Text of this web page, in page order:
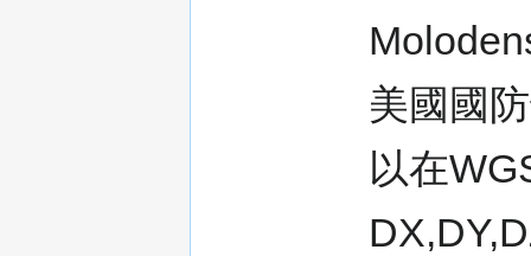
美國國
以在